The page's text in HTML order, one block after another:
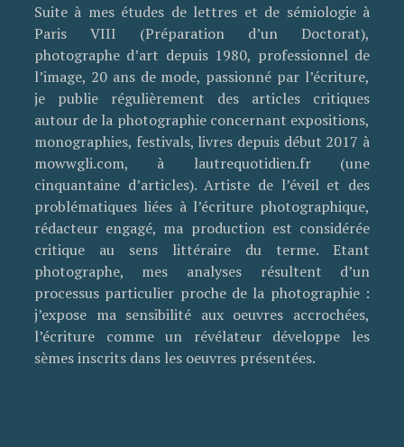
Suite à mes études de lettres et de sémiologie à
Paris VIII (Préparation d’un Doctorat),
photographe d’art depuis 1980, professionnel de
l’image, 20 ans de mode, passionné par l’écriture,
je publie régulièrement des articles critiques
autour de la photographie concernant expositions,
monographies, festivals, livres depuis début 2017 à
mowwgli.com, à lautrequotidien.fr (une
cinquantaine d’articles). Artiste de l’éveil et des
problématiques liées à l’écriture photographique,
rédacteur engagé, ma production est considérée
critique au sens littéraire du terme. Etant
photographe, mes analyses résultent d’un
processus particulier proche de la photographie :
j’expose ma sensibilité aux oeuvres accrochées,
l’écriture comme un révélateur développe les
sèmes inscrits dans les oeuvres présentées.